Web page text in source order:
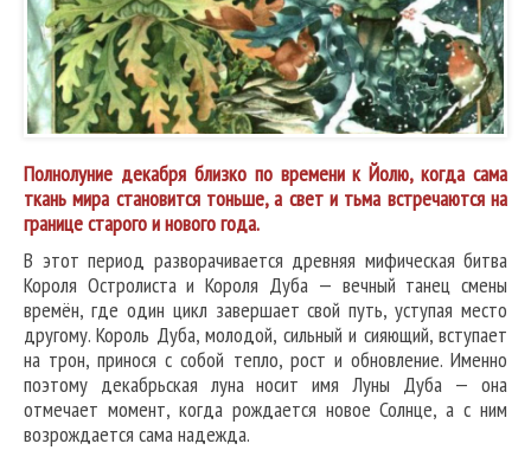
Полнолуние декабря близко по времени к Йолю, когда сама
ткань мира становится тоньше, а свет и тьма встречаются на
границе старого и нового года.
В этот период разворачивается древняя мифическая битва
Короля Остролиста и Короля Дуба — вечный танец смены
времён, где один цикл завершает свой путь, уступая место
другому. Король Дуба, молодой, сильный и сияющий, вступает
на трон, принося с собой тепло, рост и обновление. Именно
поэтому декабрьская луна носит имя Луны Дуба — она
отмечает момент, когда рождается новое Солнце, а с ним
возрождается сама надежда.